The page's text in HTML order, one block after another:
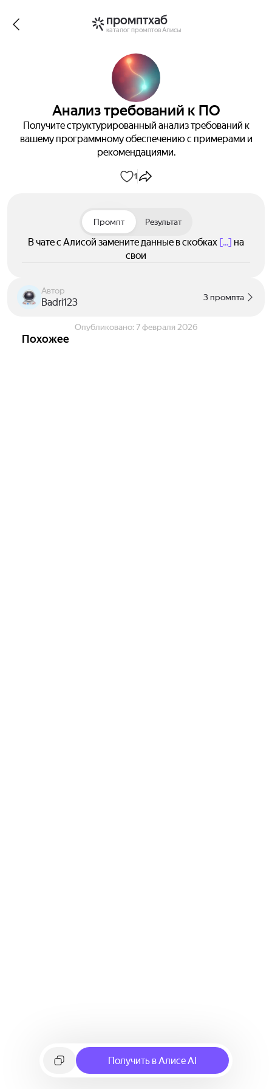
промптхаб
каталог промптов Алисы
Анализ требований к ПО
Получите структурированный анализ требований к
вашему программному обеспечению с примерами и
рекомендациями.
1
Промпт Результат
В чате с Алисой замените данные в скобках [...] на
свои
Автор
Badri123 3 промпта
Опубликовано: 7 февраля 2026
Похожее
Получить в Алисе AI